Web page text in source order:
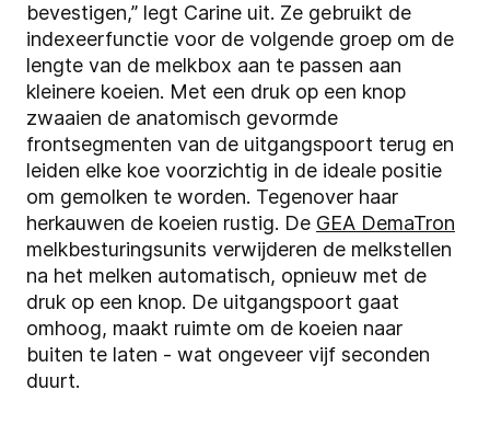
bevestigen,” legt Carine uit. Ze gebruikt de
indexeerfunctie voor de volgende groep om de
lengte van de melkbox aan te passen aan
kleinere koeien. Met een druk op een knop
zwaaien de anatomisch gevormde
frontsegmenten van de uitgangspoort terug en
leiden elke koe voorzichtig in de ideale positie
om gemolken te worden. Tegenover haar
herkauwen de koeien rustig. De GEA DemaTron
melkbesturingsunits verwijderen de melkstellen
na het melken automatisch, opnieuw met de
druk op een knop. De uitgangspoort gaat
omhoog, maakt ruimte om de koeien naar
buiten te laten - wat ongeveer vijf seconden
duurt.